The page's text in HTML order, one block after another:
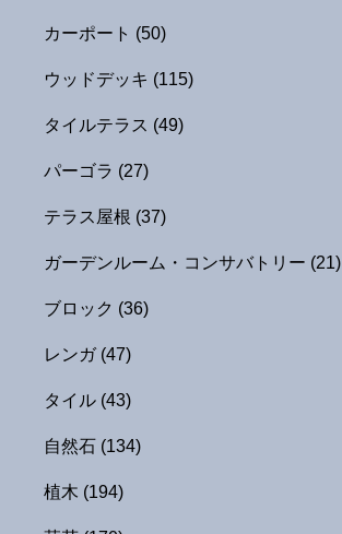
カーポート (50)
ウッドデッキ (115)
タイルテラス (49)
パーゴラ (27)
テラス屋根 (37)
ガーデンルーム・コンサバトリー (21)
ブロック (36)
レンガ (47)
タイル (43)
自然石 (134)
植木 (194)